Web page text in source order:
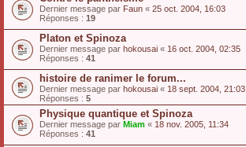
Dernier message par Faun « 25 oct. 2004, 16:03
Réponses : 19
Platon et Spinoza
Dernier message par hokousai « 16 oct. 2004, 02:35
Réponses : 41
histoire de ranimer le forum...
Dernier message par hokousai « 18 sept. 2004, 21:03
Réponses : 5
Physique quantique et Spinoza
Dernier message par Miam « 18 nov. 2005, 11:34
Réponses : 41